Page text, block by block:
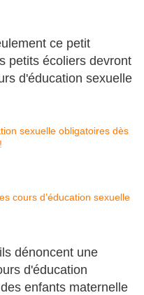
ce petit
petits écoliers devront
d'éducation sexuelle
cours d’éducation sexuelle
dénoncent une
d'éducation
enfants maternelle